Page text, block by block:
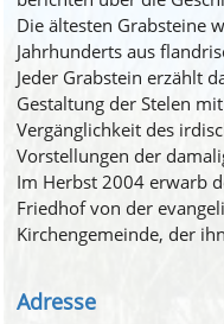
Die ältesten Grabsteine
Jahrhunderts aus
Jeder Grabstein erzählt
Gestaltung der Stelen
Vergänglichkeit des
Vorstellungen der
Im Herbst 2004 erwarb
Friedhof von der
Kirchengemeinde, der
Adresse